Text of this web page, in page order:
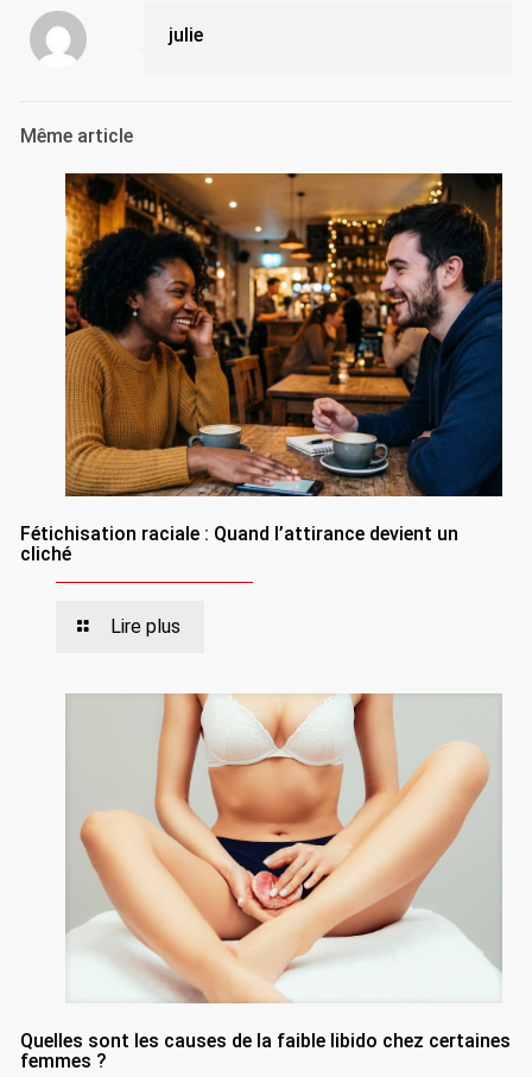
julie
Même article
Fétichisation raciale : Quand l’attirance devient un
cliché
Lire plus
Quelles sont les causes de la faible libido chez certaines
femmes ?